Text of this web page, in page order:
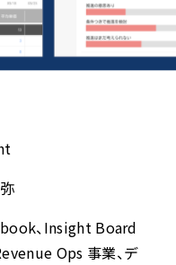
、Insight Board
Ops 事業、デ